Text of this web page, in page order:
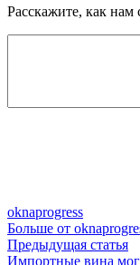
Расскажите, как нам
oknaprogress
Больше от
Навигация
Предыдущая статья
Импортные вина